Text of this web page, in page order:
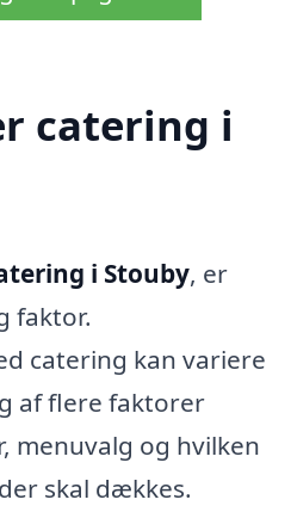
catering i
i Stouby, er
faktor.
catering kan variere
af flere faktorer
menuvalg og hvilken
skal dækkes.